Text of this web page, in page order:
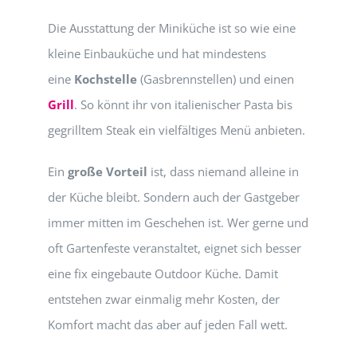
Die Ausstattung der Miniküche ist so wie eine
kleine Einbauküche und hat mindestens
eine Kochstelle (Gasbrennstellen) und einen
Grill. So könnt ihr von italienischer Pasta bis
gegrilltem Steak ein vielfältiges Menü anbieten.
Ein große Vorteil ist, dass niemand alleine in
der Küche bleibt. Sondern auch der Gastgeber
immer mitten im Geschehen ist. Wer gerne und
oft Gartenfeste veranstaltet, eignet sich besser
eine fix eingebaute Outdoor Küche. Damit
entstehen zwar einmalig mehr Kosten, der
Komfort macht das aber auf jeden Fall wett.